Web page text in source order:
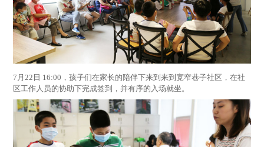
7月22日 16:00，孩子们在家长的陪伴下来到来到宽窄巷子社区，在社
区工作人员的协助下完成签到，并有序的入场就坐。